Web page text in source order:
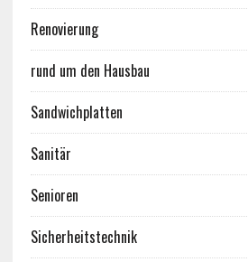
Renovierung
rund um den Hausbau
Sandwichplatten
Sanitär
Senioren
Sicherheitstechnik